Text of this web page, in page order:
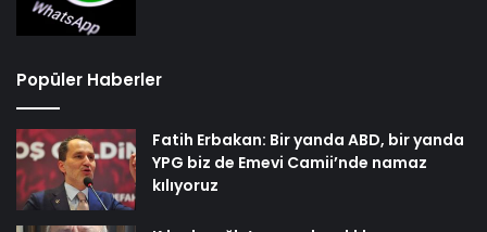
Popüler Haberler
Fatih Erbakan: Bir yanda ABD, bir yanda
YPG biz de Emevi Camii’nde namaz
kılıyoruz